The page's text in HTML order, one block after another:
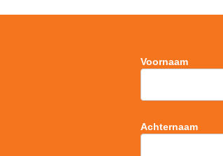
Voornaam
Achternaam